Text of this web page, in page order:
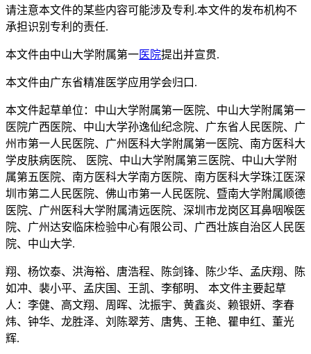
请注意本文件的某些内容可能涉及专利.本文件的发布机构不
承担识别专利的责任.
本文件由中山大学附属第一医院提出并宣贯.
本文件由广东省精准医学应用学会归口.
本文件起草单位：中山大学附属第一医院、中山大学附属第一
医院广西医院、中山大学孙逸仙纪念院、广东省人民医院、广
州市第一人民医院、广州医科大学附属第一医院、南方医科大
学皮肤病医院、 医院、中山大学附属第三医院、中山大学附
属第五医院、南方医科大学南方医院、南方医科大学珠江医深
圳市第二人民医院、佛山市第一人民医院、暨南大学附属顺德
医院、广州医科大学附属清远医院、深圳市龙岗区耳鼻咽喉医
院、广州达安临床检验中心有限公司、广西壮族自治区人民医
院、中山大学.
翔、杨饮泰、洪海裕、唐浩程、陈剑锋、陈少华、孟庆翔、陈
如冲、裴小平、孟庆国、王凯、李郁明、 本文件主要起草
人：李健、高文翔、周晖、沈振宇、黄鑫炎、赖银妍、李春
炜、钟华、龙胜泽、刘陈翠芳、唐隽、王艳、瞿申红、董光
辉.